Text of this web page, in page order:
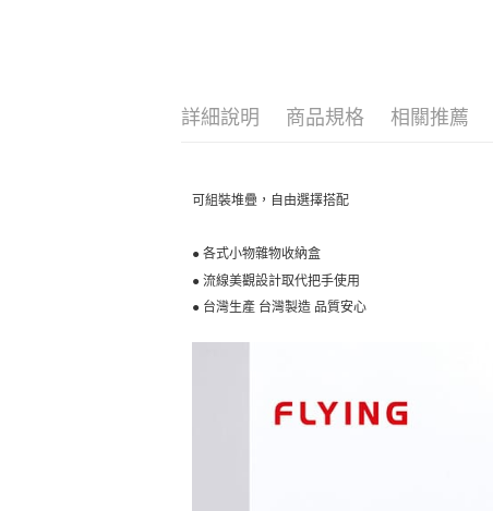
詳細說明 商品規格 相關推薦
可組裝堆疊，自由選擇搭配
● 各式小物雜物收納盒
● 流線美觀設計取代把手使用
● 台灣生產 台灣製造 品質安心